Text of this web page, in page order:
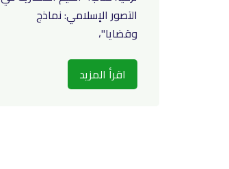
التصور الإسلامي: نماذج
وقضايا"،
اقرأ المزيد